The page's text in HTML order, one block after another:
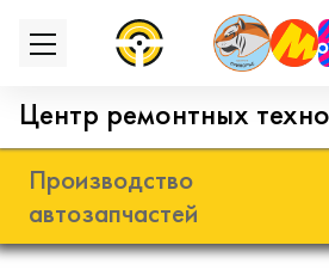
Центр ремонтных
Производство
автозапчастей